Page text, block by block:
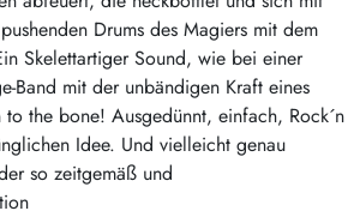
Drums des Magiers mit dem
Skelettartiger Sound, wie bei einer
Band mit der unbändigen Kraft eines
the bone! Ausgedünnt, einfach, Rock´n
Idee. Und vielleicht genau
so zeitgemäß und